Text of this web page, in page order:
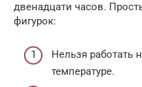
двенадцати часов.
фигурок:
Нельзя работать
температуре.